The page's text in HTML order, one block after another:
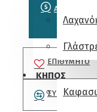
ΚΗΠΟΣ
ΑΓΟΡΑ
ΕΠΙΘΥΜΗΤΌ
ΣΎΓΚΡΙΣΗ